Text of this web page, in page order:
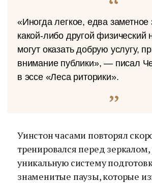
«Иногда легкое, едва заметное
какой-либо другой физический
могут оказать добрую услугу,
внимание публики», — писал
в эссе «Леса риторики».
Уинстон часами повторял
тренировался перед зеркалом,
уникальную систему
знаменитые паузы, которые